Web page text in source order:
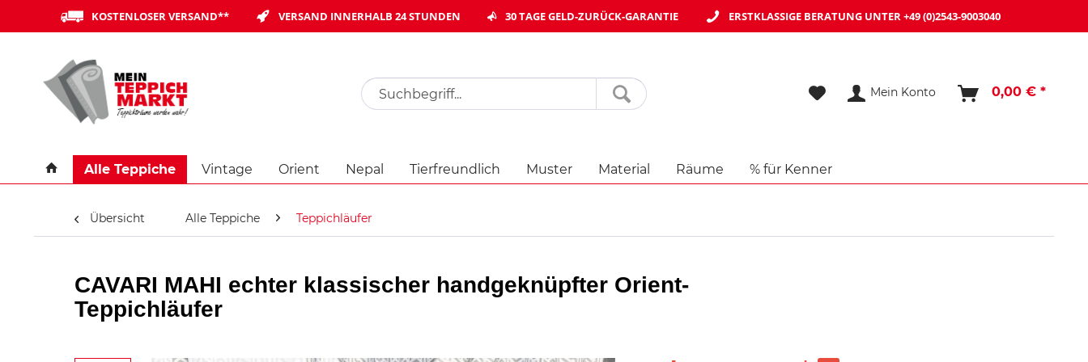
KOSTENLOSER VERSAND** VERSAND INNERHALB 24 STUNDEN 30 TAGE GELD-ZURÜCK-GARANTIE ERSTKLASSIGE BERATUNG UNTER+49 (0)2543-9003040
Mein Konto 0,00 € *
Alle Teppiche Vintage Orient Nepal Tierfreundlich Muster Material Räume % für Kenner
Übersicht Alle Teppiche Teppichläufer
CAVARI MAHI echter klassischer handgeknüpfter Orient-
Teppichläufer